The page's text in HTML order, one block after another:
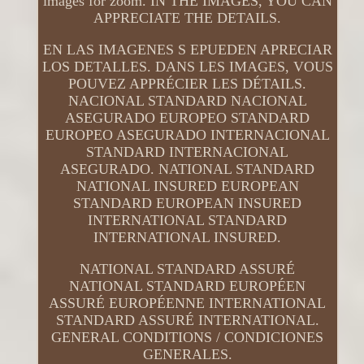
APPRECIATE THE DETAILS.
EN LAS IMAGENES S EPUEDEN APRECIAR
LOS DETALLES. DANS LES IMAGES, VOUS
POUVEZ APPRÉCIER LES DÉTAILS.
NACIONAL STANDARD NACIONAL
ASEGURADO EUROPEO STANDARD
EUROPEO ASEGURADO INTERNACIONAL
STANDARD INTERNACIONAL
ASEGURADO. NATIONAL STANDARD
NATIONAL INSURED EUROPEAN
STANDARD EUROPEAN INSURED
INTERNATIONAL STANDARD
INTERNATIONAL INSURED.
NATIONAL STANDARD ASSURÉ
NATIONAL STANDARD EUROPÉEN
ASSURÉ EUROPÉENNE INTERNATIONAL
STANDARD ASSURÉ INTERNATIONAL.
GENERAL CONDITIONS / CONDICIONES
GENERALES.